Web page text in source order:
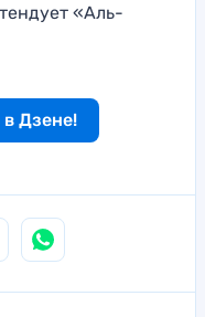
«Аль-
Дзене!